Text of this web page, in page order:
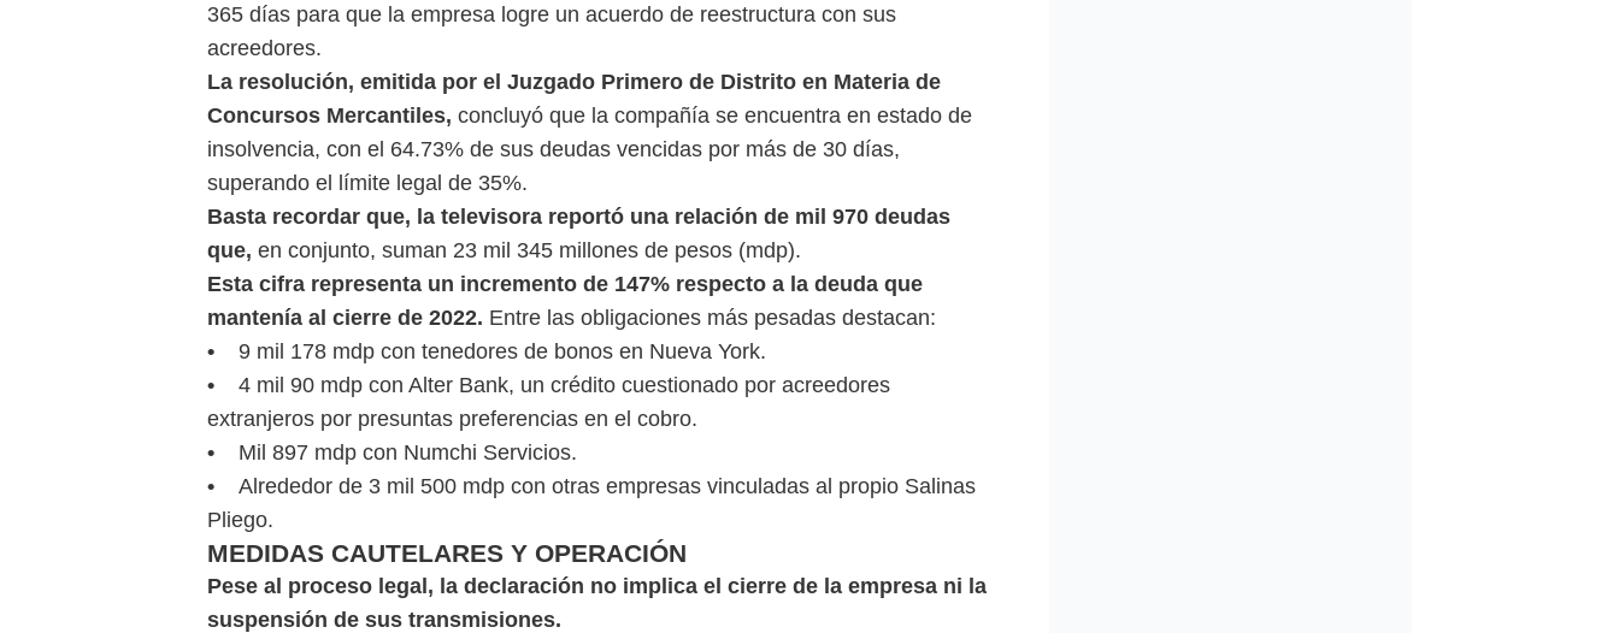
365 días para que la empresa logre un acuerdo de reestructura con sus
acreedores.
La resolución, emitida por el Juzgado Primero de Distrito en Materia de
Concursos Mercantiles, concluyó que la compañía se encuentra en estado de
insolvencia, con el 64.73% de sus deudas vencidas por más de 30 días,
superando el límite legal de 35%.
Basta recordar que, la televisora reportó una relación de mil 970 deudas
que, en conjunto, suman 23 mil 345 millones de pesos (mdp).
Esta cifra representa un incremento de 147% respecto a la deuda que
mantenía al cierre de 2022. Entre las obligaciones más pesadas destacan:
•
9 mil 178 mdp con tenedores de bonos en Nueva York.
•
4 mil 90 mdp con Alter Bank, un crédito cuestionado por acreedores
extranjeros por presuntas preferencias en el cobro.
•
Mil 897 mdp con Numchi Servicios.
•
Alrededor de 3 mil 500 mdp con otras empresas vinculadas al propio Salinas
Pliego.
MEDIDAS CAUTELARES Y OPERACIÓN
Pese al proceso legal, la declaración no implica el cierre de la empresa ni la
suspensión de sus transmisiones.